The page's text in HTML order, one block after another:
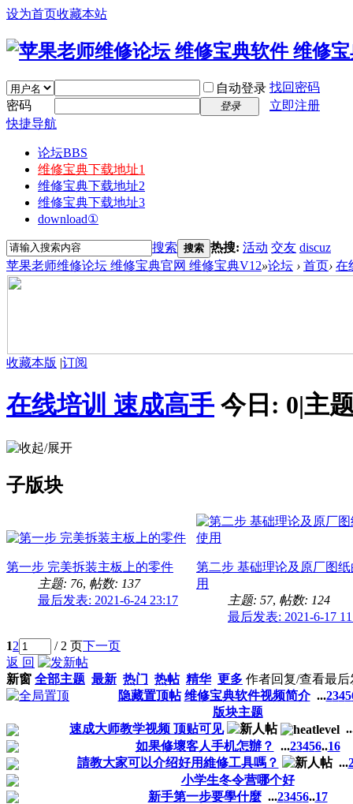
设为首页收藏本站
自动登录 找回密码
密码
登录
立即注册
快捷导航
论坛BBS
维修宝典下载地址1
维修宝典下载地址2
维修宝典下载地址3
download①
搜索 搜索 热搜: 活动 交友 discuz
苹果老师维修论坛 维修宝典官网 维修宝典V12»论坛 › 首页› 在
收藏本版 |订阅
在线培训 速成高手 今日: 0|主
子版块
第一步 完美拆装主板上的零件
主题: 76, 帖数: 137
最后发表: 2021-6-24 23:17
第二步 基础理论及原厂图
用
主题: 57, 帖数: 124
最后发表: 2021-6-17
12 / 2 页下一页
返 回
新窗 全部主题 最新 热门 热帖 精华 更多 作者回复/查看最后
隐藏置顶帖 维修宝典软件视频简介 ...2345
版块主题
速成大师教学视频 顶贴可见
如果修壞客人手机怎辦？
...23456..16
請教大家可以介绍好用維修工具嗎？
...
小学生冬令营哪个好
新手第一步要學什麼 ...23456..17